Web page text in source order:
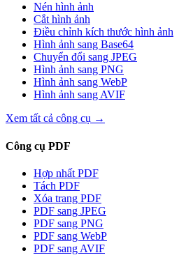
Nén hình ảnh
Cắt hình ảnh
Điều chỉnh kích thước hình ảnh
Hình ảnh sang Base64
Chuyển đổi sang JPEG
Hình ảnh sang PNG
Hình ảnh sang WebP
Hình ảnh sang AVIF
Xem tất cả công cụ →
Công cụ PDF
Hợp nhất PDF
Tách PDF
Xóa trang PDF
PDF sang JPEG
PDF sang PNG
PDF sang WebP
PDF sang AVIF